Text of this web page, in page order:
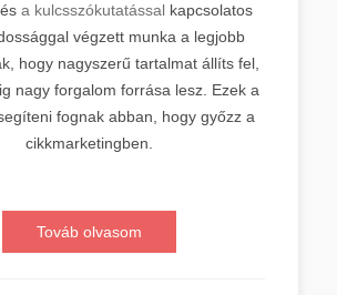
a kulcsszókutatással kapcsolatos
végzett munka a legjobb
hogy nagyszerű tartalmat állíts fel,
nagy forgalom forrása lesz. Ezek a
fognak abban, hogy győzz a
cikkmarketingben.
Továb olvasom